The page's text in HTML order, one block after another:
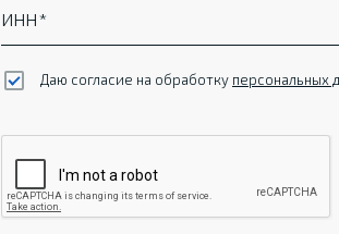
ИНН
Даю согласие на обработку персональных